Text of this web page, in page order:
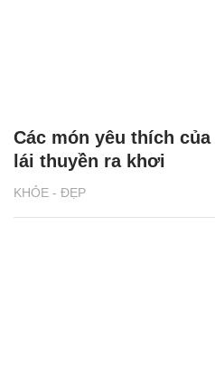
KHỎE - ĐẸP
Các món yêu thích
lái thuyền ra khơi